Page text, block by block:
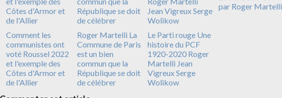
Comment les
communistes ont
voté Roussel 2022
et l'exemple des
Côtes d'Armor et
de l'Allier
Roger Martelli La
Commune de Paris
est un bien
commun que la
République se doit
de célébrer
Le Parti rouge Une
histoire du PCF
1920-2020 Roger
Martelli Jean
Vigreux Serge
Wolikow
par Roger Martelli